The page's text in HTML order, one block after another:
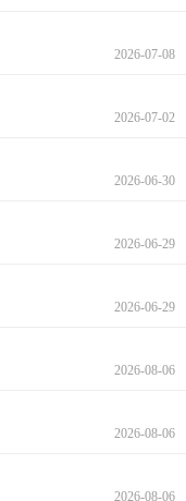
2026-07-08
2026-07-02
2026-06-30
2026-06-29
2026-06-29
2026-08-06
2026-08-06
2026-08-06